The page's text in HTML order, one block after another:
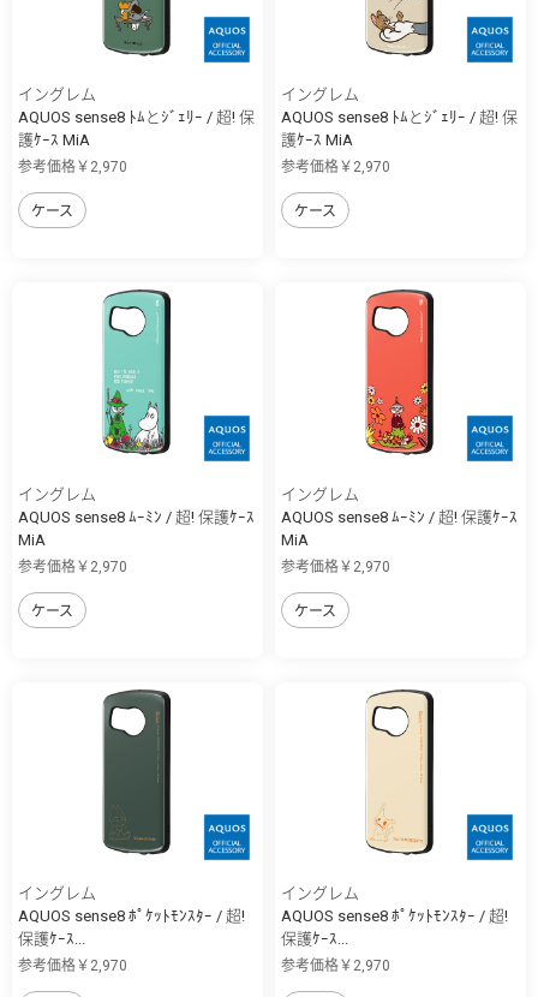
イングレム
AQUOS sense8 ﾄﾑとｼﾞｪﾘｰ / 超! 保
護ｹｰｽ MiA
参考価格￥2,970
ケース
イングレム
AQUOS sense8 ﾄﾑとｼﾞｪﾘｰ / 超! 保
護ｹｰｽ MiA
参考価格￥2,970
ケース
イングレム
AQUOS sense8 ﾑｰﾐﾝ / 超! 保護ｹｰｽ
MiA
参考価格￥2,970
ケース
イングレム
AQUOS sense8 ﾑｰﾐﾝ / 超! 保護ｹｰｽ
MiA
参考価格￥2,970
ケース
イングレム
AQUOS sense8 ﾎﾟｹｯﾄﾓﾝｽﾀｰ / 超!
保護ｹｰｽ...
参考価格￥2,970
イングレム
AQUOS sense8 ﾎﾟｹｯﾄﾓﾝｽﾀｰ / 超!
保護ｹｰｽ...
参考価格￥2,970